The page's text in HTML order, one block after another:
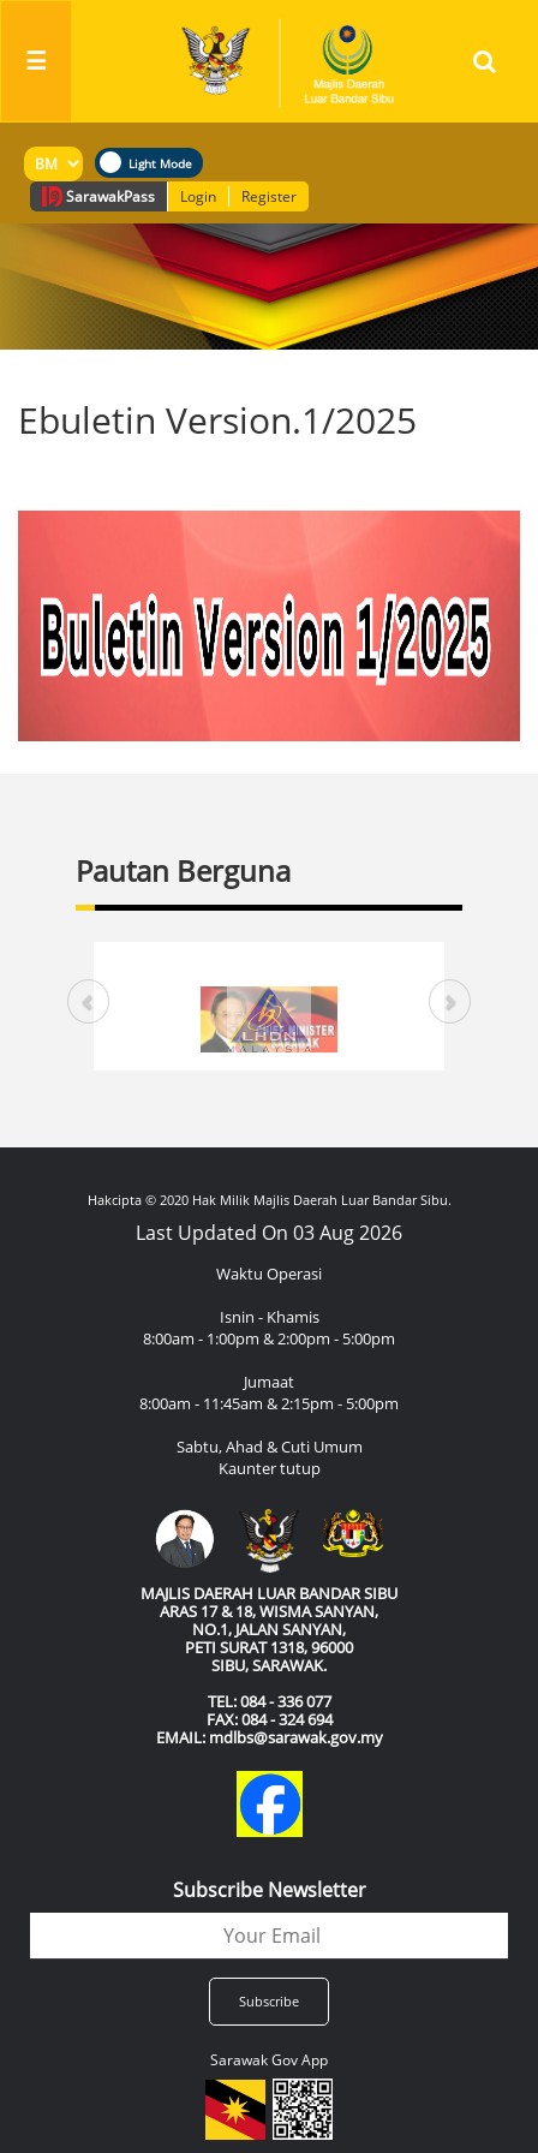
☰
SarawakPass Login Register
Ebuletin Version.1/2025
Pautan Berguna
Hakcipta © 2020 Hak Milik Majlis Daerah Luar Bandar Sibu.
Last Updated On 03 Aug 2026
Waktu Operasi
Isnin - Khamis
8:00am - 1:00pm & 2:00pm - 5:00pm
Jumaat
8:00am - 11:45am & 2:15pm - 5:00pm
Sabtu, Ahad & Cuti Umum
Kaunter tutup
MAJLIS DAERAH LUAR BANDAR SIBU
ARAS 17 & 18, WISMA SANYAN,
NO.1, JALAN SANYAN,
PETI SURAT 1318, 96000
SIBU, SARAWAK.
TEL: 084 - 336 077
FAX: 084 - 324 694
EMAIL: mdlbs@sarawak.gov.my
Subscribe Newsletter
Sarawak Gov App